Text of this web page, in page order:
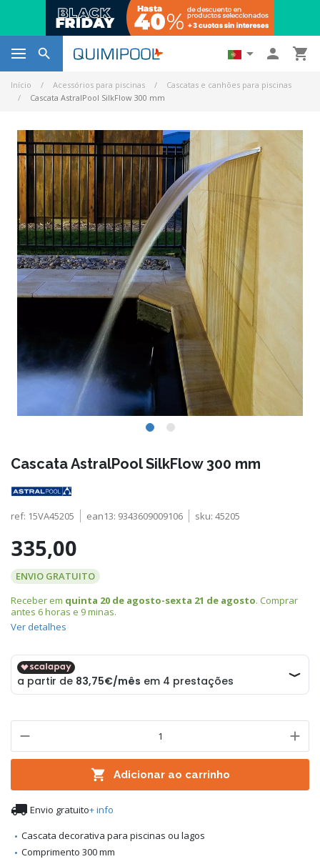
   
Início Acessórios para piscinas
Cascatas e canhões para piscinas
Cascata AstralPool SilkFlow 300 mm
Cascata AstralPool SilkFlow 300 mm
ref: 15VA45205 ean13: 9343609009106 sku: 45205
335,00
ENVIO GRATUITO
Receber em quinta 20 de agosto-sexta 21 de agosto. Comprar
antes 6 horas e 9 minas.
Ver detalhes
 Adicionar ao carrinho
 Envio gratuito+ info
Cascata decorativa para piscinas ou lagos
Comprimento 300 mm